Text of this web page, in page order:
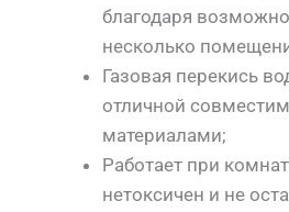
благодаря
несколько
Газовая перекись
отличной
материалами;
Работает при
нетоксичен и не